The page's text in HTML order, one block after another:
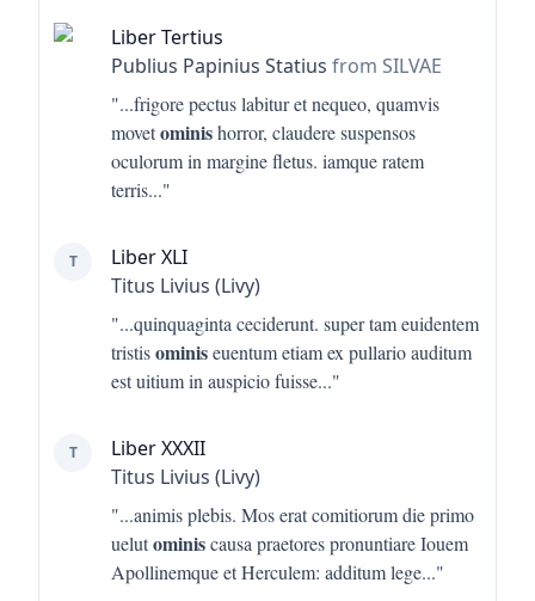
Liber Tertius
Publius Papinius Statius from SILVAE
"...frigore pectus labitur et nequeo, quamvis
movetominishorror, claudere suspensos
oculorum in margine fletus. iamque ratem
terris..."
T
Liber XLI
Titus Livius (Livy)
"...quinquaginta ceciderunt. super tam euidentem
tristisominiseuentum etiam ex pullario auditum
est uitium in auspicio fuisse..."
T
Liber XXXII
Titus Livius (Livy)
"...animis plebis. Mos erat comitiorum die primo
uelutominiscausa praetores pronuntiare Iouem
Apollinemque et Herculem: additum lege..."